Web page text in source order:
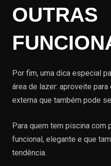
OUTRAS
Por fim, uma dica especial
área de lazer: aproveite
externa que também pode
Para quem tem piscina com
funcional, elegante e que
tendência.